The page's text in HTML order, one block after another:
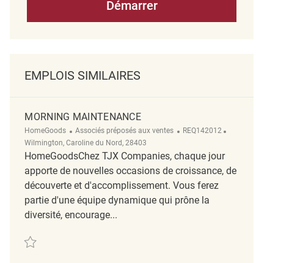
Démarrer
EMPLOIS SIMILAIRES
MORNING MAINTENANCE
HomeGoods Catégorie
Associés préposés aux ventes ReqId
REQ142012
Wilmington, Caroline du Nord, 28403
HomeGoodsChez TJX Companies, chaque jour
apporte de nouvelles occasions de croissance, de
découverte et d'accomplissement. Vous ferez
partie d'une équipe dynamique qui prône la
diversité, encourage...